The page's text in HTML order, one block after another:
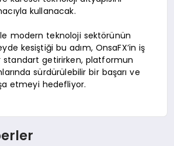
kullanacak.
modern teknoloji sektörünün
kesiştiği bu adım, OnsaFX’in iş
standart getirirken, platformun
sürdürülebilir bir başarı ve
etmeyi hedefliyor.